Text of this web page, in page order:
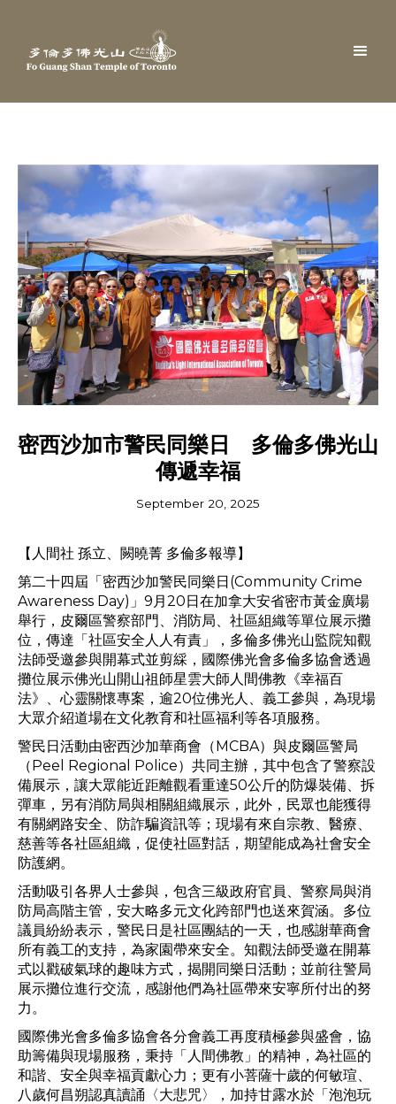
密西沙加市警民同樂日 多倫多佛光山
傳遞幸福
September 20, 2025
【人間社 孫立、闕曉菁 多倫多報導】
第二十四屆「密西沙加警民同樂日(Community Crime
Awareness Day)」9月20日在加拿大安省密市黃金廣場
舉行，⽪爾區警察部⾨、消防局、社區組織等單位展示攤
位，傳達「社區安全人人有責」，多倫多佛光山監院知觀
法師受邀參與開幕式並剪綵，國際佛光會多倫多協會透過
攤位展示佛光山開山祖師星雲大師人間佛教《幸福百
法》、心靈關懷專案，逾20位佛光人、義工參與，為現場
大眾介紹道場在文化教育和社區福利等各項服務。
警民日活動由密西沙加華商會（MCBA）與皮爾區警局
（Peel Regional Police）共同主辦，其中包含了警察設
備展示，讓大眾能近距離觀看重達50公斤的防爆裝備、拆
彈車，另有消防局與相關組織展示，此外，民眾也能獲得
有關網路安全、防詐騙資訊等；現場有來自宗教、醫療、
慈善等各社區組織，促使社區對話，期望能成為社會安全
防護網。
活動吸引各界人士參與，包含三級政府官員、警察局與消
防局高階主管，安大略多元文化跨部門也送來賀涵。多位
議員紛紛表示，警民日是社區團結的一天，也感謝華商會
所有義工的支持，為家園帶來安全。知觀法師受邀在開幕
式以戳破氣球的趣味方式，揭開同樂日活動；並前往警局
展示攤位進行交流，感謝他們為社區帶來安寧所付出的努
力。
國際佛光會多倫多協會各分會義工再度積極參與盛會，協
助籌備與現場服務，秉持「人間佛教」的精神，為社區的
和諧、安全與幸福貢獻心力；更有小菩薩十歲的何敏瑄、
八歲何昌朔認真讀誦〈大悲咒〉，加持甘露水於「泡泡玩